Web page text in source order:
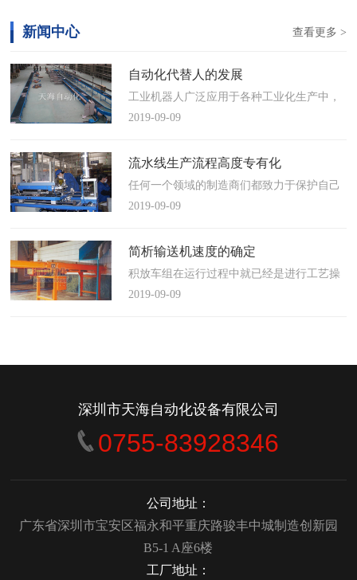
查看更多 >
新闻中心
自动化代替人的发展
工业机器人广泛应用于各种工业化生产中，
慢慢取代工人，做着高强度、重复性、有职
人联合会(IFR)预测，2014年中国将成为全球
最大的工业机器人市场，将占全球总销量
17%。业内把2014年称为“中国工业机器人元
2019-09-09
流水线生产流程高度专有化
任何一个领域的制造商们都致力于保护自己
的自动化流水线生产流程不被外人知晓，即
大多数流程都带有某种专有的性质，并且混
合了不同的方法、技术和操作方式，而这最
终将影响一个制造商进行有效竞争的能力。
2019-09-09
简析输送机速度的确定
积放车组在运行过程中就已经是进行工艺操
作的区段，运行速度是由积放小车组的运行
2019-09-09
深圳市天海自动化设备有限公司
0755-83928346
公司地址：
广东省深圳市宝安区福永和平重庆路骏丰中城制造创新园
B5-1 A座6楼
工厂地址：